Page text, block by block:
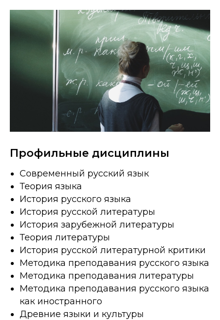
Профильные дисциплины
Современный русский язык
Теория языка
История русского языка
История русской литературы
История зарубежной литературы
Теория литературы
История русской литературной критики
Методика преподавания русского языка
Методика преподавания литературы
Методика преподавания русского языка
как иностранного
Древние языки и культуры